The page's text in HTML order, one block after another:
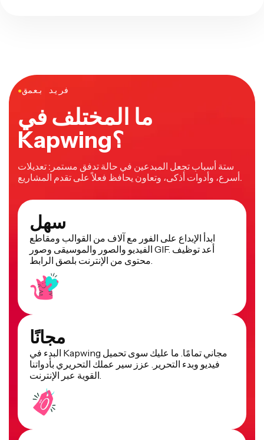
●فريد بعمق
ما المختلف في
Kapwing؟
ستة أسباب تجعل المبدعين في حالة تدفق مستمر: تعديلات
أسرع، وأدوات أذكى، وتعاون يحافظ فعلاً على تقدم المشاريع.
سهل
ابدأ الإبداع على الفور مع آلاف من القوالب ومقاطع
الفيديو والصور والموسيقى وصور GIF. أعد توظيف
مجانًا
البدء في Kapwing مجاني تمامًا. ما عليك سوى تحميل
فيديو وبدء التحرير. عزز سير عملك التحريري بأدواتنا